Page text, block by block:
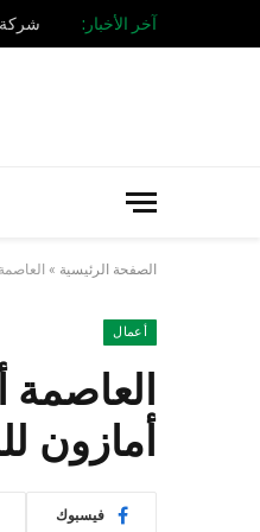
آخر الأخبار:
الصفحة الرئيسية »
أعمال
أمازون
فيسبوك